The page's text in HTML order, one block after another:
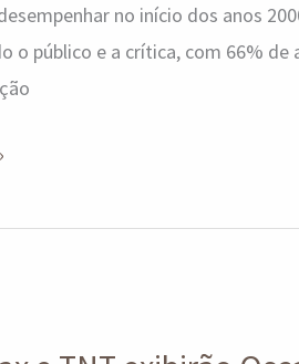
no início dos anos
o público e a crítica, com 66%